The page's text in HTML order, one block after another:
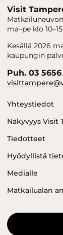
Visit
ma–pe klo 10–15.
Kesällä 2026
kaupungin
Puh. 03
Yhteystiedot
Näkyvyys Visit
Tiedotteet
Hyödyllistä
Medialle
Matkailualan